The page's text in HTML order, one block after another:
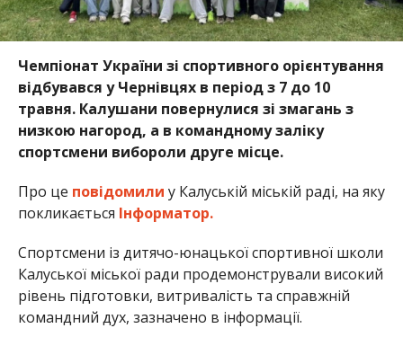
Чемпіонат України зі спортивного орієнтування
відбувався у Чернівцях в період з 7 до 10
травня. Калушани повернулися зі змагань з
низкою нагород, а в командному заліку
спортсмени вибороли друге місце.
Про це повідомили у Калуській міській раді, на яку
покликається Інформатор.
Спортсмени із дитячо-юнацької спортивної школи
Калуської міської ради продемонстрували високий
рівень підготовки, витривалість та справжній
командний дух, зазначено в інформації.